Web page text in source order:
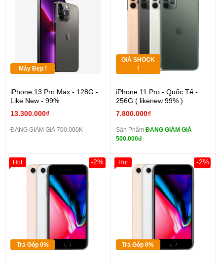
Máy Đẹp !
iPhone 13 Pro Max - 128G -
Like New - 99%
13.300.000₫
ĐANG GIẢM GIÁ 700.000K
GIÁ SHOCK
!
iPhone 11 Pro - Quốc Tế -
256G ( likenew 99% )
7.800.000₫
Sản Phẩm ĐANG GIẢM GIÁ
500.000đ
Trả Góp 0%
-2%
Hot
Trả Góp 0%
-2%
Hot